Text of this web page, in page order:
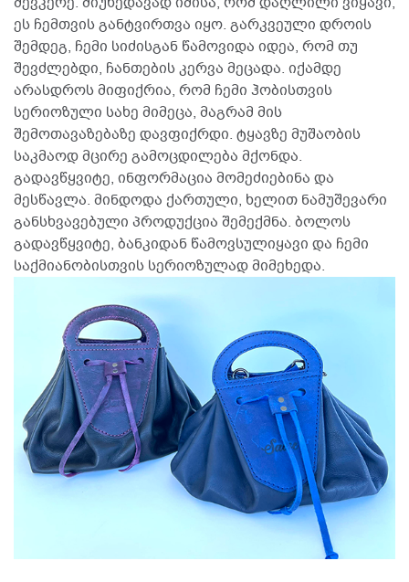
ეს ჩემთვის განტვირთვა იყო. გარკვეული დროის
შემდეგ, ჩემი სიძისგან წამოვიდა იდეა, რომ თუ
შევძლებდი, ჩანთების კერვა მეცადა. იქამდე
არასდროს მიფიქრია, რომ ჩემი ჰობისთვის
სერიოზული სახე მიმეცა, მაგრამ მის
შემოთავაზებაზე დავფიქრდი. ტყავზე მუშაობის
საკმაოდ მცირე გამოცდილება მქონდა.
გადავწყვიტე, ინფორმაცია მომეძიებინა და
მესწავლა. მინდოდა ქართული, ხელით ნამუშევარი
განსხვავებული პროდუქცია შემექმნა. ბოლოს
გადავწყვიტე, ბანკიდან წამოვსულიყავი და ჩემი
საქმიანობისთვის სერიოზულად მიმეხედა.